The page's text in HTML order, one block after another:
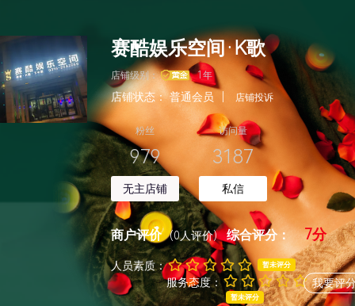
赛酷娱乐空间·K歌
店铺级别： 1年
店铺状态：普通会员 店铺投诉
粉丝
979
无主店铺
访问量
3187
私信
商户评价 (0人评价)综合评分： 7分
人员素质： 暂未评分
服务态度：
暂未评分
我要评